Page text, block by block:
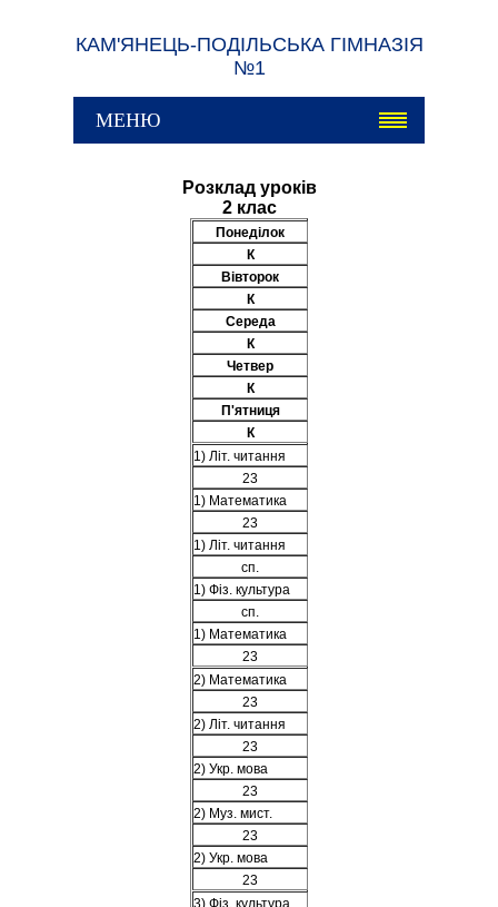
КАМ'ЯНЕЦЬ-ПОДІЛЬСЬКА ГІМНАЗІЯ
№1
МЕНЮ
Розклад уроків
2 клас
Понеділок
К
Вівторок
К
Середа
К
Четвер
К
П'ятниця
К
1) Літ. читання
23
1) Математика
23
1) Літ. читання
сп.
1) Фіз. культура
сп.
1) Математика
23
2) Математика
23
2) Літ. читання
23
2) Укр. мова
23
2) Муз. мист.
23
2) Укр. мова
23
3) Фіз. культура